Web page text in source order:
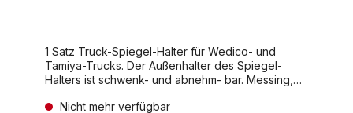
1 Satz Truck-Spiegel-Halter für Wedico- und
Tamiya-Trucks. Der Außenhalter des Spiegel-
Halters ist schwenk- und abnehm- bar. Messing,
mit nur 2 Befestigungspunkten.Zusatzspiegel mit
Nicht mehr verfügbar